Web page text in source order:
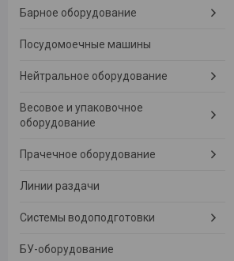
Барное оборудование
Посудомоечные машины
Нейтральное оборудование
Весовое и упаковочное
оборудование
Прачечное оборудование
Линии раздачи
Системы водоподготовки
БУ-оборудование